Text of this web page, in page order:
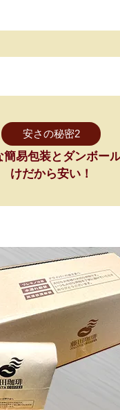
安さの秘密2
簡易包装とダンボー
けだから安い！